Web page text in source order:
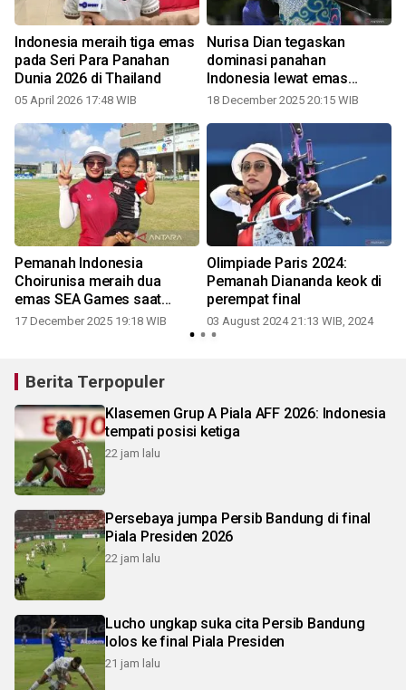
Indonesia meraih tiga emas
pada Seri Para Panahan
Dunia 2026 di Thailand
05 April 2026 17:48 WIB
Nurisa Dian tegaskan
dominasi panahan
Indonesia lewat emas
compound putri
18 December 2025 20:15 WIB
Pemanah Indonesia
Choirunisa meraih dua
emas SEA Games saat
hamil anak kedua
17 December 2025 19:18 WIB
Olimpiade Paris 2024:
Pemanah Diananda keok di
perempat final
03 August 2024 21:13 WIB, 2024
Berita Terpopuler
Klasemen Grup A Piala AFF 2026: Indonesia
tempati posisi ketiga
22 jam lalu
Persebaya jumpa Persib Bandung di final
Piala Presiden 2026
22 jam lalu
Lucho ungkap suka cita Persib Bandung
lolos ke final Piala Presiden
21 jam lalu